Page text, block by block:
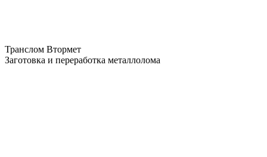
Транслом Втормет
Заготовка и переработка металлолома